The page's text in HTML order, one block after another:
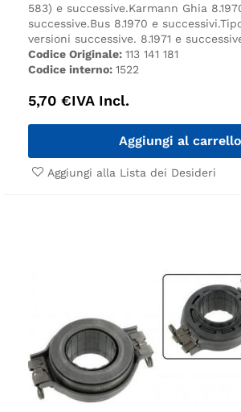
583) e successive.Karmann Ghia
successive.Bus 8.1970 e successivi.
versioni successive. 8.1971 e
Codice Originale: 113 141 181
Codice interno: 1522
5,70 €IVA Incl.
Aggiungi al carrello
Aggiungi alla Lista dei Desideri